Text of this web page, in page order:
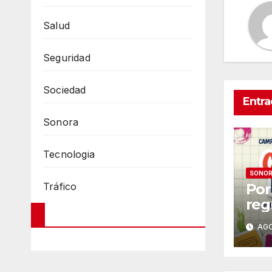
Salud
Seguridad
Sociedad
Sonora
Tecnologia
Tráfico